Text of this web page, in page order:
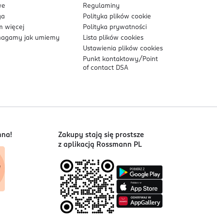
narządów płciowych.
więcej
jak umiemy
Regulaminy
Polityka plikówcookie
Polityka prywatności
Lista plikówcookies
Ustawienia plikówcookies
Punkt kontaktowy/ Point
of contact DSA
Zakupy stają się prostsze
z aplikacją Rossmann PL